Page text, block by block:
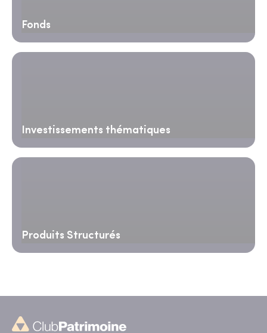
Fonds
Investissements thématiques
Produits Structurés